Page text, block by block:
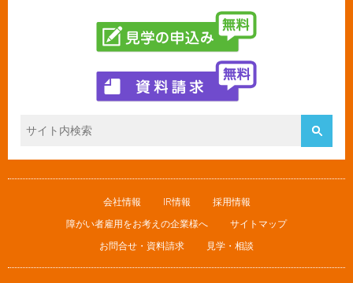
会社情報 IR情報
採用情報
障がい者雇用をお考えの企業様へ
サイトマップ
お問合せ・資料請求
見学・相談